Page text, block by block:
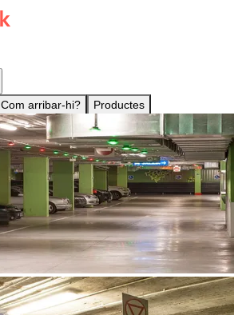
Com arribar-hi? Productes